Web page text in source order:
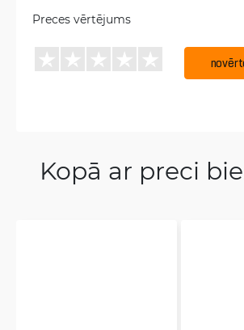
Preces vērtējums
Kopā ar preci